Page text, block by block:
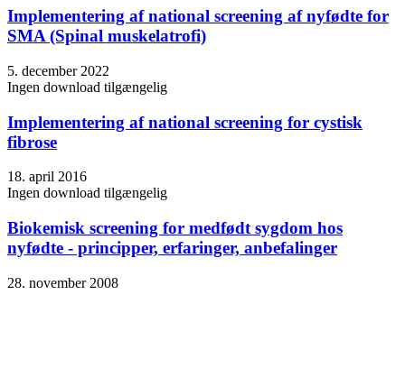
Implementering af national screening af nyfødte for
SMA (Spinal muskelatrofi)
5. december 2022
Ingen download tilgængelig
Implementering af national screening for cystisk
fibrose
18. april 2016
Ingen download tilgængelig
Biokemisk screening for medfødt sygdom hos
nyfødte - principper, erfaringer, anbefalinger
28. november 2008